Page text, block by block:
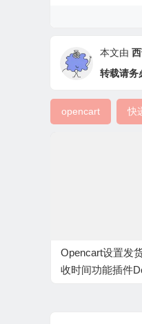
本文由
转载请务
opencart 快
Opencart设置发
收时间功能插件